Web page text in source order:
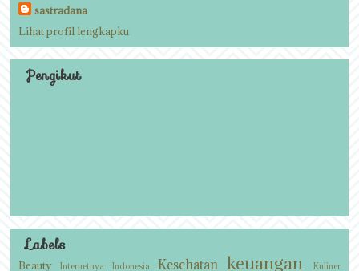
sastradana
Lihat profil lengkapku
Pengikut
Labels
Beauty Internetnya Indonesia Kesehatan keuangan Kuliner